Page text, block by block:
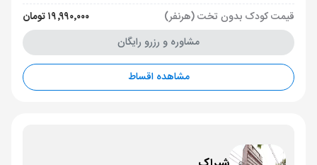
قیمت کودک بدون تخت (هرنفر)
۱۹٬۹۹۰٬۰۰۰ تومان
مشاوره و رزرو رایگان
مشاهده اقساط